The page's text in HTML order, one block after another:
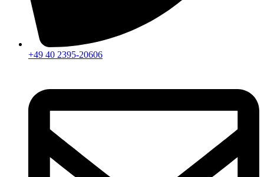
+49 40 2395-20606